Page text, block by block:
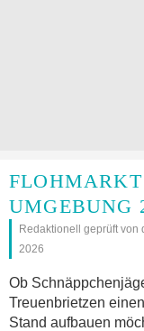
UMGEBUNG
Redaktionell geprüft von
2026
Ob
Treuenbrietzen
Stand aufbauen